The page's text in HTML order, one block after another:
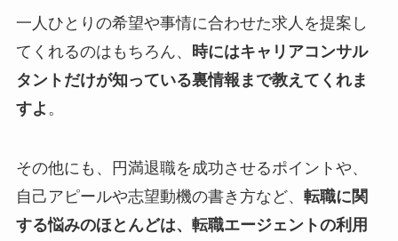
一人ひとりの希望や事情に合わせた求人を提案し
てくれるのはもちろん、
時にはキャリアコンサル
タントだけが知っている裏情報まで教えてくれま
すよ 。
その他にも、円満退職を成功させるポイントや、
自己アピールや志望動機の書き方など、 転職に関
する悩みのほとんどは、転職エージェントの利用